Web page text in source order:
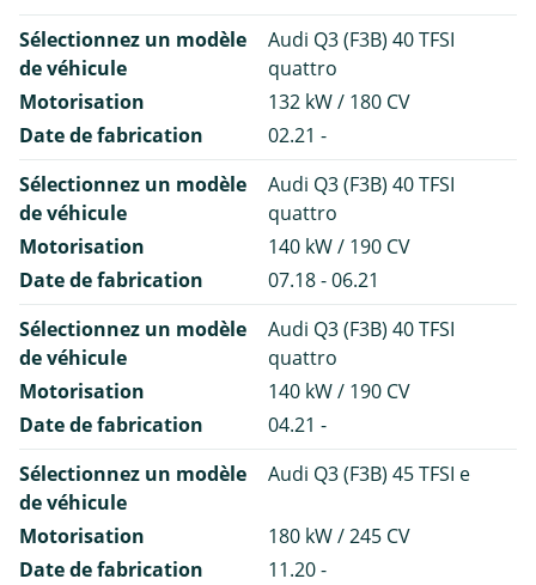
Sélectionnez un modèle
de véhicule
Audi Q3 (F3B) 40 TFSI
quattro
Motorisation
132 kW / 180 CV
Date de fabrication
02.21 -
Sélectionnez un modèle
de véhicule
Audi Q3 (F3B) 40 TFSI
quattro
Motorisation
140 kW / 190 CV
Date de fabrication
07.18 - 06.21
Sélectionnez un modèle
de véhicule
Audi Q3 (F3B) 40 TFSI
quattro
Motorisation
140 kW / 190 CV
Date de fabrication
04.21 -
Sélectionnez un modèle
de véhicule
Audi Q3 (F3B) 45 TFSI e
Motorisation
180 kW / 245 CV
Date de fabrication
11.20 -